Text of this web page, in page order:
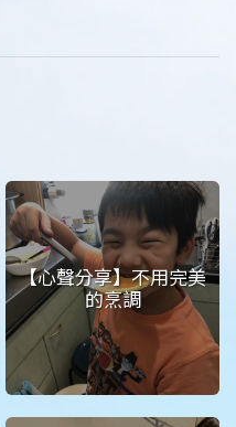
【心聲分享】不用完美
的烹調